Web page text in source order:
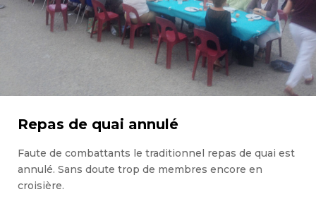
Repas de quai annulé
Faute de combattants le traditionnel repas de quai est
annulé. Sans doute trop de membres encore en
croisière.